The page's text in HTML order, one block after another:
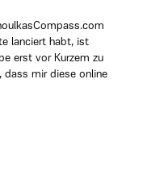
lanciert habt, ist
erst vor Kurzem zu
dass mir diese online